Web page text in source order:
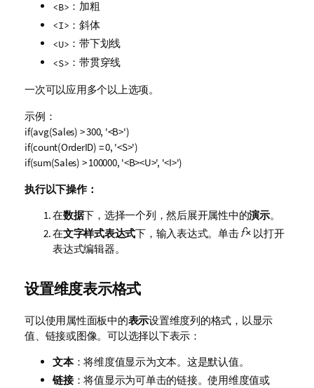
<B> ：加粗
<I> ：斜体
<U> ：带下划线
<S> ：带贯穿线
一次可以应用多个以上选项。
示例：
if(avg(Sales) > 300, '<B>')
if(count(OrderID) = 0, '<S>')
if(sum(Sales) > 100000, '<B><U>', '<I>')
执行以下操作：
在数据下，选择一个列，然后展开属性中的演示。
在文字样式表达式下，输入表达式。单击
以打开
表达式编辑器。
设置维度表示格式
可以使用属性面板中的表示设置维度列的格式，以显示
值、链接或图像。可以选择以下表示：
文本：将维度值显示为文本。这是默认值。
链接：将值显示为可单击的链接。使用维度值或